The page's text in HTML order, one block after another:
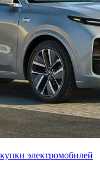
электромобилей